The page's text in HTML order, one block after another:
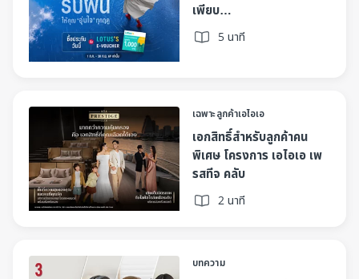
เพียบ…
5 นาที
เฉพาะลูกค้าเอไอเอ​
เอกสิทธิ์สำหรับลูกค้าคน
พิเศษ โครงการ เอไอเอ เพ
รสทีจ คลับ
2 นาที
บทความ